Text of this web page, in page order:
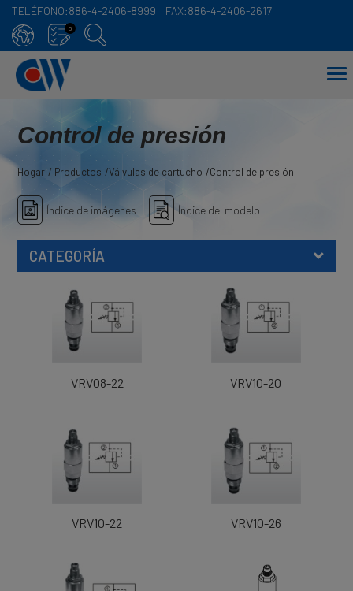
TELÉFONO:886-4-2406-8999 FAX:886-4-2406-2617
0
Control de presión
Hogar Productos Válvulas de cartucho Control de presión
Índice de imágenes Índice del modelo
CATEGORÍA
VRV08-22 VRV10-20
VRV10-22 VRV10-26
Panel de gestión de cookies